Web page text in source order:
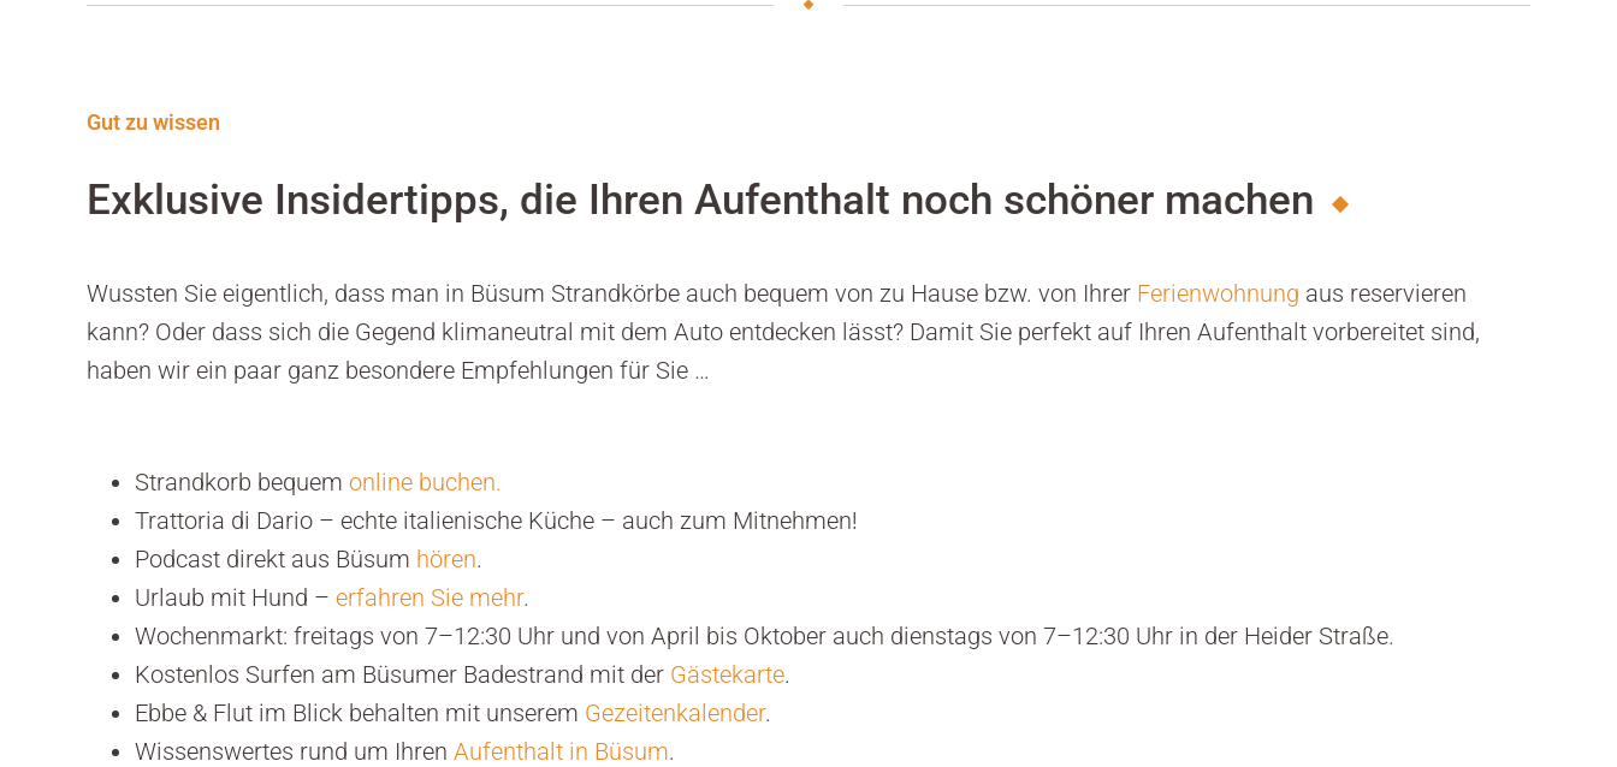
Gut zu wissen
Exklusive Insidertipps, die Ihren Aufenthalt noch schöner machen
Wussten Sie eigentlich, dass man in Büsum Strandkörbe auch bequem von zu Hause bzw. von Ihrer Ferienwohnung aus reservieren
kann? Oder dass sich die Gegend klimaneutral mit dem Auto entdecken lässt? Damit Sie perfekt auf Ihren Aufenthalt vorbereitet sind,
haben wir ein paar ganz besondere Empfehlungen für Sie …
Strandkorb bequem online buchen.
Trattoria di Dario – echte italienische Küche – auch zum Mitnehmen!
Podcast direkt aus Büsum hören.
Urlaub mit Hund – erfahren Sie mehr.
Wochenmarkt: freitags von 7–12:30 Uhr und von April bis Oktober auch dienstags von 7–12:30 Uhr in der Heider Straße.
Kostenlos Surfen am Büsumer Badestrand mit der Gästekarte.
Ebbe & Flut im Blick behalten mit unserem Gezeitenkalender.
Wissenswertes rund um Ihren Aufenthalt in Büsum.